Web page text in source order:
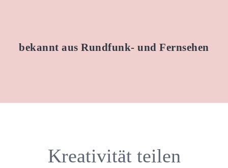
bekannt aus Rundfunk- undFernsehen
Kreativität teilen